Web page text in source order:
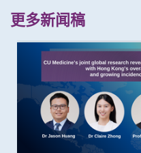
更多新闻稿